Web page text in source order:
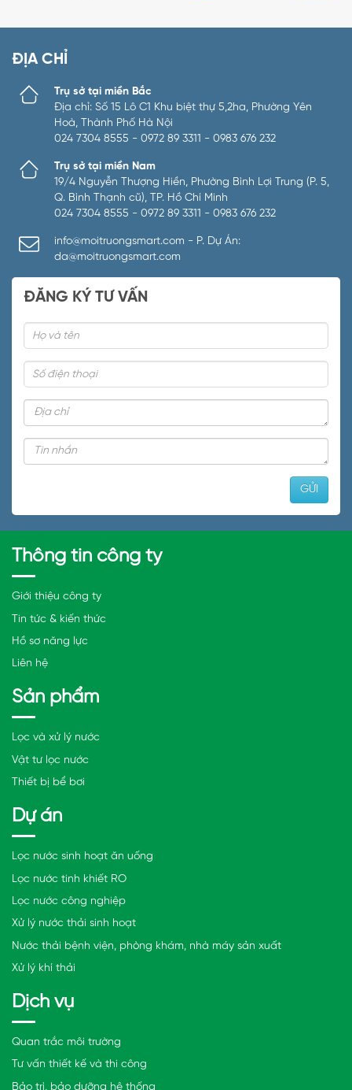
ĐỊA CHỈ
Trụ sở tại miền Bắc
Địa chỉ: Số 15 Lô C1 Khu biệt thự 5,2ha, Phường Yên
Hoà, Thành Phố Hà Nội
024 7304 8555 - 0972 89 3311 - 0983 676 232
Trụ sở tại miền Nam
19/4 Nguyễn Thượng Hiền, Phường Bình Lợi Trung (P. 5,
Q. Bình Thạnh cũ), TP. Hồ Chí Minh
024 7304 8555 - 0972 89 3311 - 0983 676 232
info@moitruongsmart.com - P. Dự Án:
da@moitruongsmart.com
ĐĂNG KÝ TƯ VẤN
Thông tin công ty
Giới thiệu công ty
Tin tức & kiến thức
Hồ sơ năng lực
Liên hệ
Sản phẩm
Lọc và xử lý nước
Vật tư lọc nước
Thiết bị bể bơi
Dự án
Lọc nước sinh hoạt ăn uống
Lọc nước tinh khiết RO
Lọc nước công nghiệp
Xử lý nước thải sinh hoạt
Nước thải bệnh viện, phòng khám, nhà máy sản xuất
Xử lý khí thải
Dịch vụ
Quan trắc môi trường
Tư vấn thiết kế và thi công
Bảo trì, bảo dưỡng hệ thống